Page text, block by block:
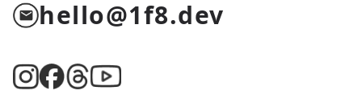
hello@1f8.dev